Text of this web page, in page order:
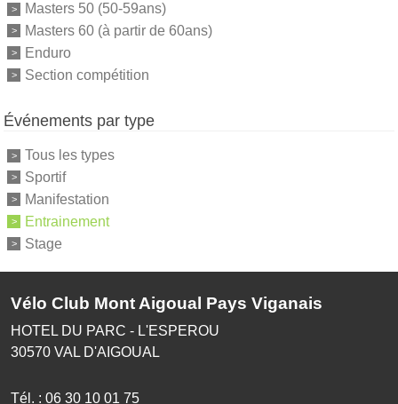
Masters 50 (50-59ans)
Masters 60 (à partir de 60ans)
Enduro
Section compétition
Événements par type
Tous les types
Sportif
Manifestation
Entrainement
Stage
Vélo Club Mont Aigoual Pays Viganais
HOTEL DU PARC - L'ESPEROU
30570 VAL D'AIGOUAL
Tél. : 06 30 10 01 75